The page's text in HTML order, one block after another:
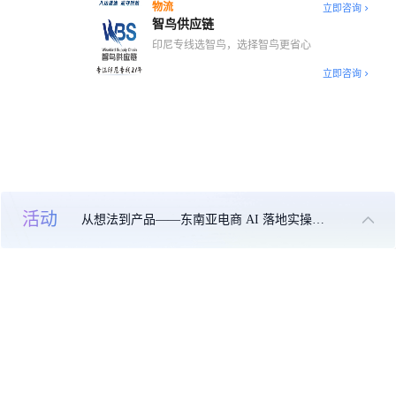
活动
物流 立即咨询
智鸟供应链
印尼专线选智鸟，选择智鸟更省心
立即咨询